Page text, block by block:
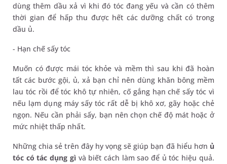
dùng thêm dầu xả vì khi đó tóc đang yếu và cần có thêm
thời gian để hấp thu được hết các dưỡng chất có trong
dầu ủ.
- Hạn chế sấy tóc
Muốn có được mái tóc khỏe và mềm thì sau khi đã hoàn
tất các bước gội, ủ, xả bạn chỉ nên dùng khăn bông mềm
lau tóc rồi để tóc khô tự nhiên, cố gắng hạn chế sấy tóc vì
nếu lạm dụng máy sấy tóc rất dễ bị khô xơ, gãy hoặc chẻ
ngọn. Nếu cần phải sấy, bạn nên chọn chế độ mát hoặc ở
mức nhiệt thấp nhất.
Những chia sẻ trên đây hy vọng sẽ giúp bạn đã hiểu hơn ủ
tóc có tác dụng gìvà biết cách làm sao để ủ tóc hiệu quả.